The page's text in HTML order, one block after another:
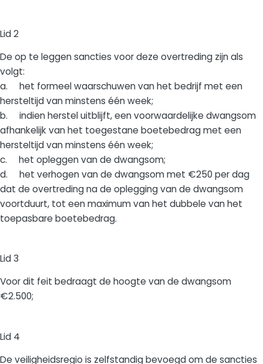
Lid 2
De op te leggen sancties voor deze overtreding zijn als
volgt:
a. het formeel waarschuwen van het bedrijf met een
hersteltijd van minstens één week;
b. indien herstel uitblijft, een voorwaardelijke dwangsom
afhankelijk van het toegestane boetebedrag met een
hersteltijd van minstens één week;
c. het opleggen van de dwangsom;
d. het verhogen van de dwangsom met €250 per dag
dat de overtreding na de oplegging van de dwangsom
voortduurt, tot een maximum van het dubbele van het
toepasbare boetebedrag.
Lid 3
Voor dit feit bedraagt de hoogte van de dwangsom
€2.500;
Lid 4
De veiligheidsregio is zelfstandig bevoegd om de sancties